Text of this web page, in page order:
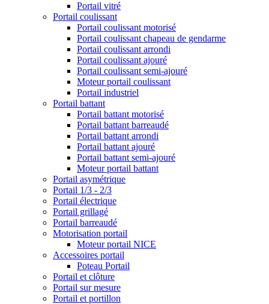
Portail vitré
Portail coulissant
Portail coulissant motorisé
Portail coulissant chapeau de gendarme
Portail coulissant arrondi
Portail coulissant ajouré
Portail coulissant semi-ajouré
Moteur portail coulissant
Portail industriel
Portail battant
Portail battant motorisé
Portail battant barreaudé
Portail battant arrondi
Portail battant ajouré
Portail battant semi-ajouré
Moteur portail battant
Portail asymétrique
Portail 1/3 - 2/3
Portail électrique
Portail grillagé
Portail barreaudé
Motorisation portail
Moteur portail NICE
Accessoires portail
Poteau Portail
Portail et clôture
Portail sur mesure
Portail et portillon